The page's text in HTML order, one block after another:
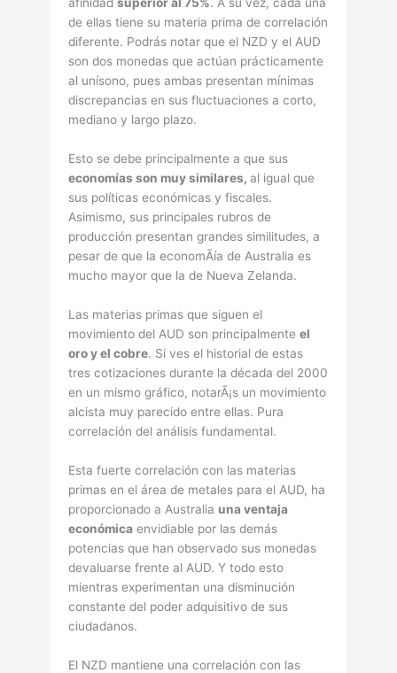
afinidadsuperior al 75%. A su vez, cada una
de ellas tiene su materia prima de correlación
diferente. Podrás notar que el NZD y el AUD
son dos monedas que actúan prácticamente
al uní­sono, pues ambas presentan mí­nimas
discrepancias en sus fluctuaciones a corto,
mediano y largo plazo.
Esto se debe principalmente a que sus
economí­as son muy similares,al igual que
sus polí­ticas económicas y fiscales.
Asimismo, sus principales rubros de
producción presentan grandes similitudes, a
pesar de que la economÃía de Australia es
mucho mayor que la de Nueva Zelanda.
Las materias primas que siguen el
movimiento del AUD son principalmenteel
oro y el cobre. Si ves el historial de estas
tres cotizaciones durante la década del 2000
en un mismo gráfico, notarÃ¡s un movimiento
alcista muy parecido entre ellas. Pura
correlación del análisis fundamental.
Esta fuerte correlación con las materias
primas en el área de metales para el AUD, ha
proporcionado a Australia una ventaja
económica envidiable por las demás
potencias que han observado sus monedas
devaluarse frente al AUD. Y todo esto
mientras experimentan una disminución
constante del poder adquisitivo de sus
ciudadanos.
El NZD mantiene una correlación con las